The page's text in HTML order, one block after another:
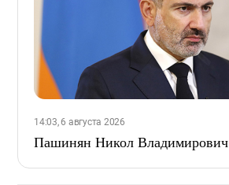
14:03, 6 августа 2026
Пашинян Никол Владимирович